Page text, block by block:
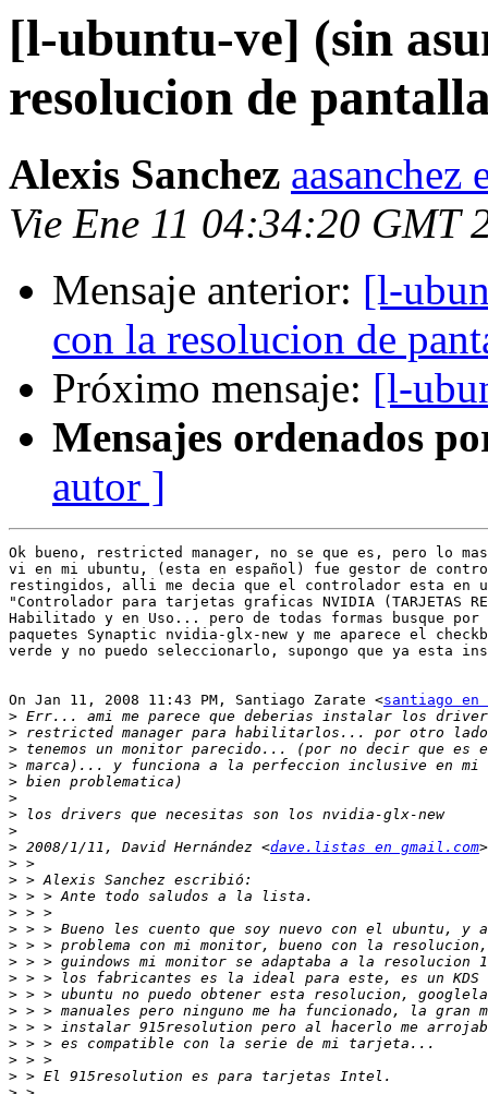
[l-ubuntu-ve] (sin
resolucion de
Alexis Sanchez aasanchez
Vie Ene 11 04:34:20 GMT
Mensaje anterior: [l-
con la resolucion de
Próximo mensaje: [l-
Mensajes ordenados
autor ]
Ok bueno, restricted manager, no se que es, pero lo
vi en mi ubuntu, (esta en español) fue gestor de
restingidos, alli me decia que el controlador esta en
"Controlador para tarjetas graficas NVIDIA (TARJETAS
Habilitado y en Uso... pero de todas formas busque
paquetes Synaptic nvidia-glx-new y me aparece el
verde y no puedo seleccionarlo, supongo que ya esta
On Jan 11, 2008 11:43 PM, Santiago Zarate <santiago en
>
>
>
>
>
>
>
>
> 2008/1/11, David Hernández <dave.listas en gmail.com
>
>
>
>
>
>
>
>
>
>
>
>
>
>